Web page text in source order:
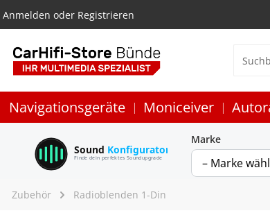
Anmelden oder Registrieren
Navigationsgeräte Moniceiver
Sound Konfigurator
Finde dein perfektes Soundupgrade
Marke
Zubehör Radioblenden 1-Din